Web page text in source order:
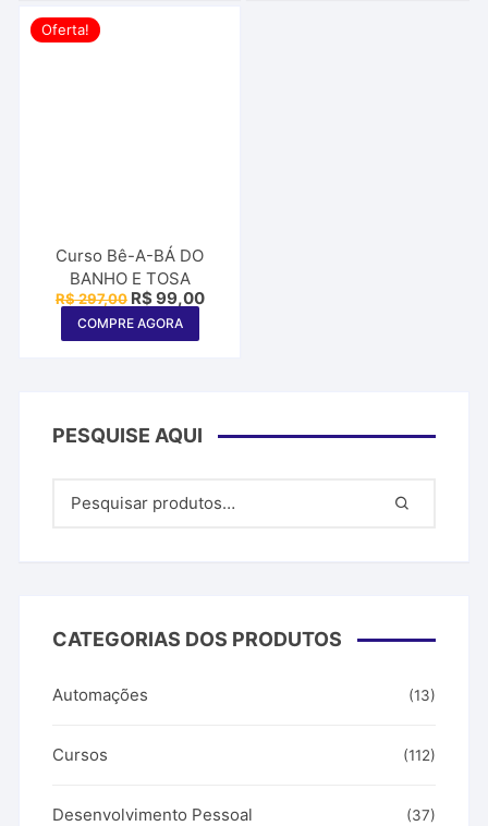
Oferta!
Curso Bê-A-BÁ DO
BANHO E TOSA
R$297,00 O
preço
original
era:
R$99,00O
COMPRE AGORA
PESQUISE AQUI
CATEGORIAS DOS PRODUTOS
Automações (13)
Cursos (112)
Desenvolvimento Pessoal (37)